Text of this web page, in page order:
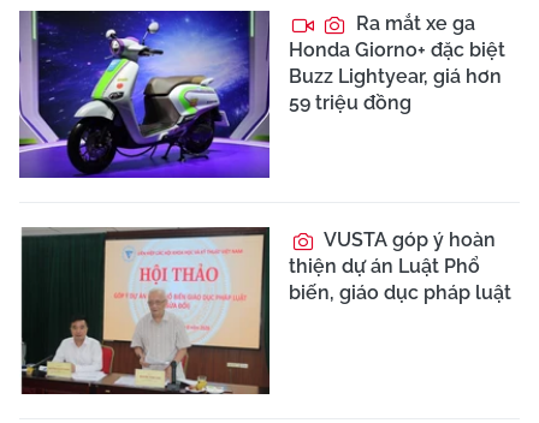
Ra mắt xe ga
Honda Giorno+ đặc biệt
Buzz Lightyear, giá hơn
59 triệu đồng
VUSTA góp ý hoàn
thiện dự án Luật Phổ
biến, giáo dục pháp luật